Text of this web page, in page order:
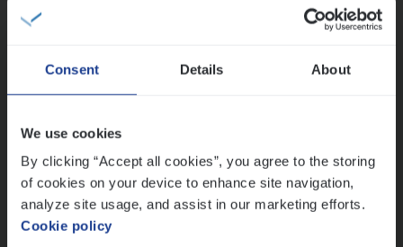
Consent Details About
We use cookies
By clicking “Accept all cookies”, you agree to the storing
of cookies on your device to enhance site navigation,
analyze site usage, and assist in our marketing efforts.
Cookie policy
IT, Change & Innovation
Claims­hand­ler Fleet
Claims Management
Antwerpen